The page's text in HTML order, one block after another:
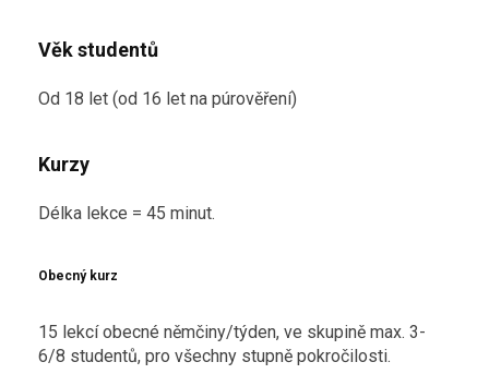
Věk studentů
Od 18 let (od 16 let na púrověření)
Kurzy
Délka lekce = 45 minut.
Obecný kurz
15 lekcí obecné němčiny/týden, ve skupině max. 3-
6/8 studentů, pro všechny stupně pokročilosti.